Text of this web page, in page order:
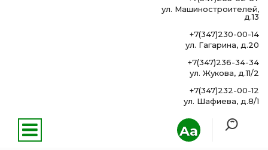
Aa
ул. Машиностроителей,
д.13
+7(347)230-00-14
ул. Гагарина, д.20
+7(347)236-34-34
ул. Жукова, д.11/2
+7(347)232-00-12
ул. Шафиева, д.8/1